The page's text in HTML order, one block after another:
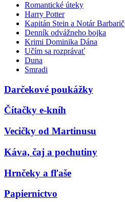
Romantické úteky
Harry Potter
Kapitán Stein a Notár Barbarič
Denník odvážneho bojka
Krimi Dominika Dána
Učím sa rozprávať
Duna
Smradi
Darčekové poukážky
Čítačky e-kníh
Vecičky od Martinusu
Káva, čaj a pochutiny
Hrnčeky a fľaše
Papiernictvo